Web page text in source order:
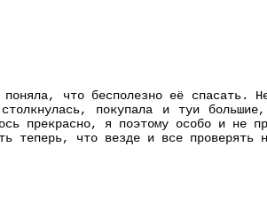
что бесполезно её спасать.
покупала и туи
прекрасно, я поэтому особо и не
теперь, что везде и все проверять